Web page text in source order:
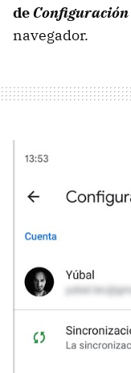
deConfiguración
navegador.